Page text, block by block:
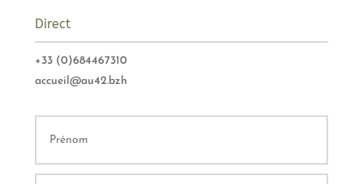
Direct
+33 (0)684467310
accueil@au42.bzh